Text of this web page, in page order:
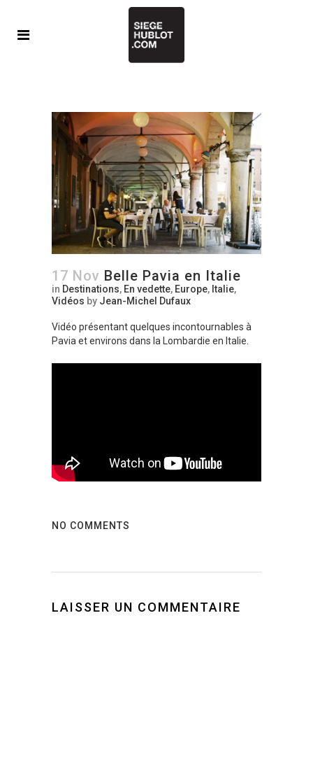
17 Nov Belle Pavia en Italie
in Destinations, En vedette, Europe, Italie,
Vidéos by Jean-Michel Dufaux
Vidéo présentant quelques incontournables à
Pavia et environs dans la Lombardie en Italie.
NO COMMENTS
LAISSER UN COMMENTAIRE